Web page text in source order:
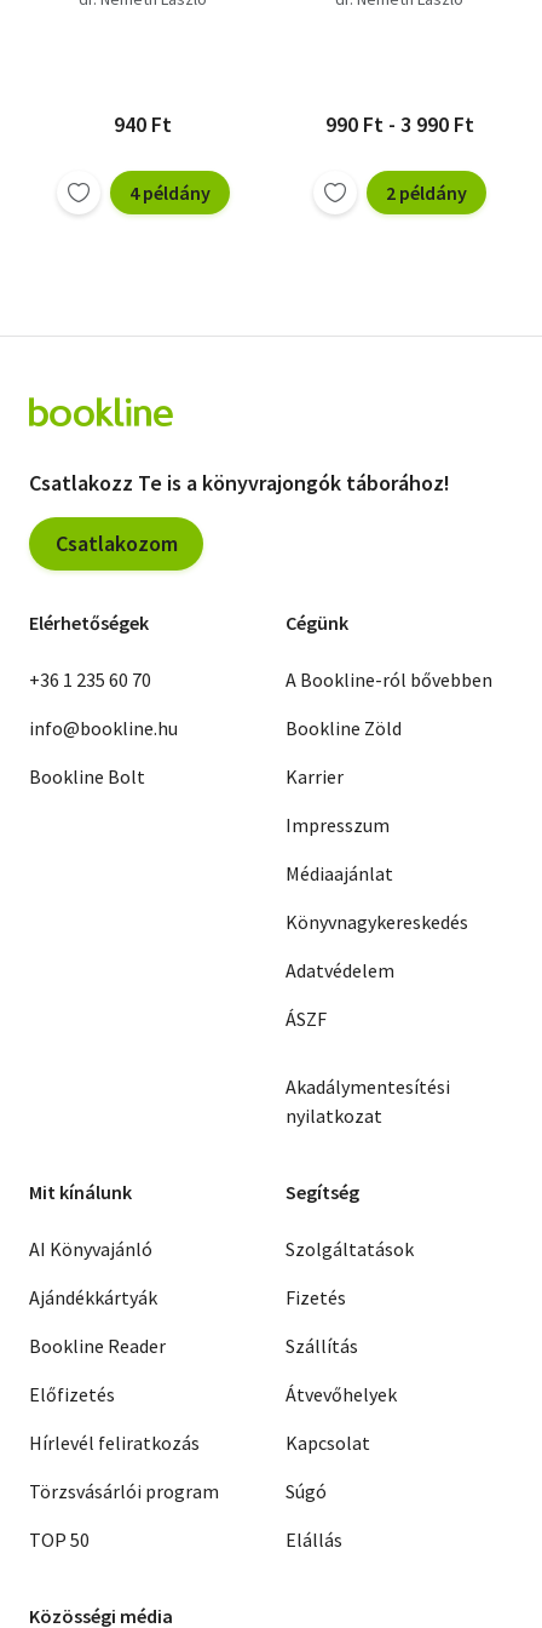
940 Ft
4 példány
990 Ft - 3 990 Ft
2 példány
Csatlakozz Te is a könyvrajongók táborához!
Csatlakozom
Elérhetőségek
+36 1 235 60 70
info@bookline.hu
Bookline Bolt
Cégünk
A Bookline-ról bővebben
Bookline Zöld
Karrier
Impresszum
Médiaajánlat
Könyvnagykereskedés
Adatvédelem
ÁSZF
Akadálymentesítési
nyilatkozat
Mit kínálunk
AI Könyvajánló
Ajándékkártyák
Bookline Reader
Előfizetés
Hírlevél feliratkozás
Törzsvásárlói program
TOP 50
Segítség
Szolgáltatások
Fizetés
Szállítás
Átvevőhelyek
Kapcsolat
Súgó
Elállás
Közösségi média